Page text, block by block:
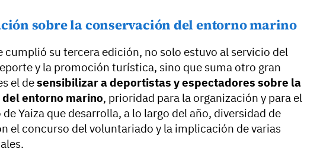
sobre la conservación del entorno marino
cumplió su tercera edición, no solo estuvo al servicio del
y la promoción turística, sino que suma otro gran
el desensibilizar a deportistas y espectadores sobre la
entorno marino, prioridad para la organización y para el
Yaiza que desarrolla, a lo largo del año, diversidad de
el concurso del voluntariado y la implicación de varias